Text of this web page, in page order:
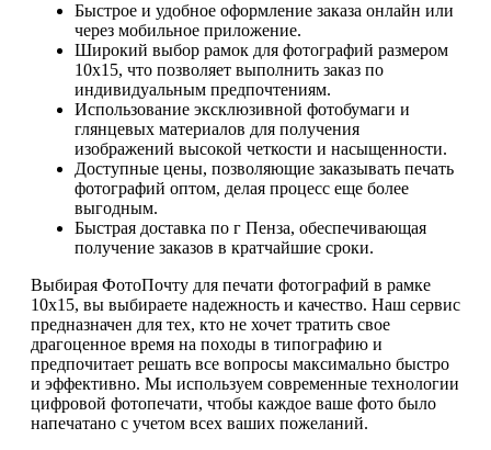
Быстрое и удобное оформление заказа онлайн или
через мобильное приложение.
Широкий выбор рамок для фотографий размером
10х15, что позволяет выполнить заказ по
индивидуальным предпочтениям.
Использование эксклюзивной фотобумаги и
глянцевых материалов для получения
изображений высокой четкости и насыщенности.
Доступные цены, позволяющие заказывать печать
фотографий оптом, делая процесс еще более
выгодным.
Быстрая доставка по г Пенза, обеспечивающая
получение заказов в кратчайшие сроки.
Выбирая ФотоПочту для печати фотографий в рамке
10х15, вы выбираете надежность и качество. Наш сервис
предназначен для тех, кто не хочет тратить свое
драгоценное время на походы в типографию и
предпочитает решать все вопросы максимально быстро
и эффективно. Мы используем современные технологии
цифровой фотопечати, чтобы каждое ваше фото было
напечатано с учетом всех ваших пожеланий.